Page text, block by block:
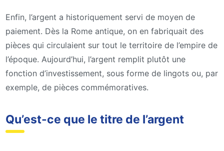
Enfin, l’argent a historiquement servi de moyen de
paiement. Dès la Rome antique, on en fabriquait des
pièces qui circulaient sur tout le territoire de l’empire de
l’époque. Aujourd’hui, l’argent remplit plutôt une
fonction d’investissement, sous forme de lingots ou, par
exemple, de pièces commémoratives.
Qu’est-ce que le titre de l’argent